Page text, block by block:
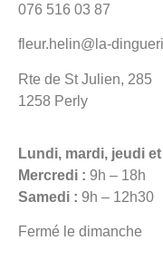
076 516 03 87
fleur.helin@la-
Rte de St Julien, 285
1258 Perly
Lundi, mardi, jeudi
Mercredi : 9h – 18h
Samedi : 9h – 12h30
Fermé le dimanche